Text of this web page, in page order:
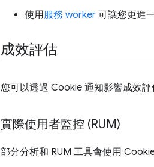
使用服務 worker 可讓您更進
成效評估
您可以透過 Cookie 通知影響成效
實際使用者監控 (RUM)
部分分析和 RUM 工具會使用